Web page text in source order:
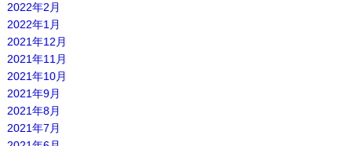
2022年2月
2022年1月
2021年12月
2021年11月
2021年10月
2021年9月
2021年8月
2021年7月